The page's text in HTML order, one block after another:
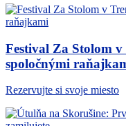
Festival Za Stolom
spoločnými
Rezervujte si svoje miesto